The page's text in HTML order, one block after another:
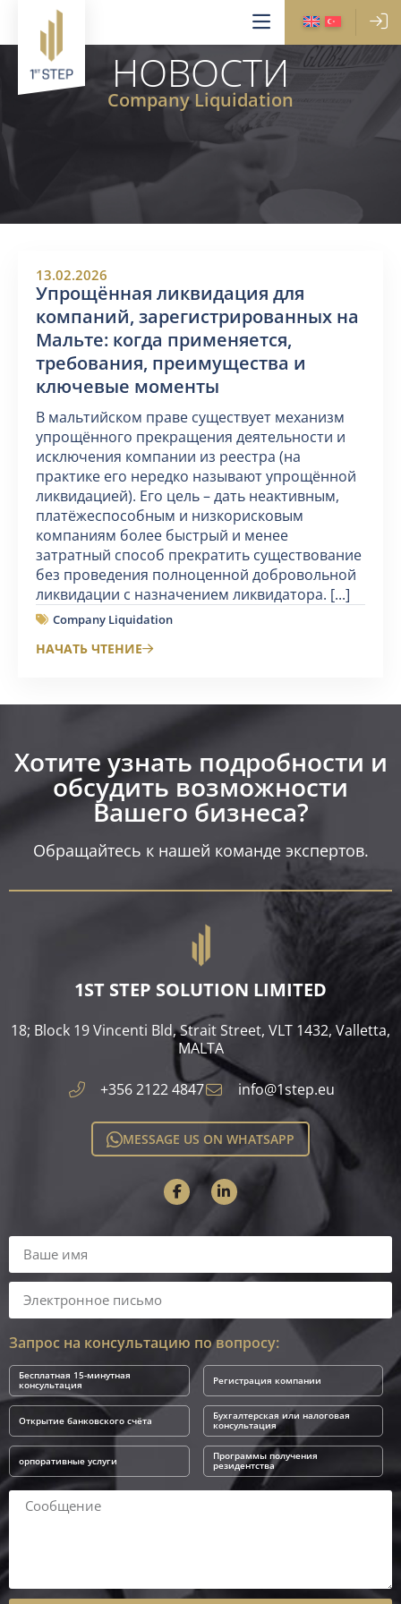
НОВОСТИ
Company Liquidation
13.02.2026
Упрощённая ликвидация для
компаний, зарегистрированных на
Мальте: когда применяется,
требования, преимущества и
ключевые моменты
В мальтийском праве существует механизм
упрощённого прекращения деятельности и
исключения компании из реестра (на
практике его нередко называют упрощённой
ликвидацией). Его цель – дать неактивным,
платёжеспособным и низкорисковым
компаниям более быстрый и менее
затратный способ прекратить существование
без проведения полноценной добровольной
ликвидации с назначением ликвидатора. [...]
Company Liquidation
НАЧАТЬ ЧТЕНИЕ
Хотите узнать подробности и
обсудить возможности
Вашего бизнеса?​
Обращайтесь к нашей команде экспертов.
1ST STEP SOLUTION LIMITED
18; Block 19 Vincenti Bld, Strait Street, VLT 1432, Valletta,
MALTA​
+356 2122 4847 info@1step.eu
MESSAGE US ON WHATSAPP
Запрос на консультацию по вопросу:
Бесплатная 15-минутная
консультация Регистрация компании
Открытие банковского счёта Бухгалтерская или налоговая
консультация
орпоративные услуги Программы получения
резидентства